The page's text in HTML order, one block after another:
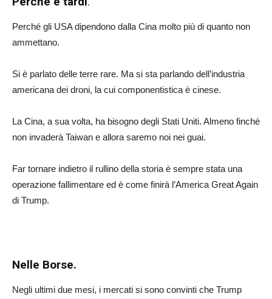
Perché gli USA dipendono dalla Cina molto più di quanto non
ammettano.
Si è parlato delle terre rare. Ma si sta parlando dell’industria
americana dei droni, la cui componentistica è cinese.
La Cina, a sua volta, ha bisogno degli Stati Uniti. Almeno finché
non invaderà Taiwan e allora saremo noi nei guai.
Far tornare indietro il rullino della storia è sempre stata una
operazione fallimentare ed è come finirà l’America Great Again
di Trump.
Nelle Borse.
Negli ultimi due mesi, i mercati si sono convinti che Trump